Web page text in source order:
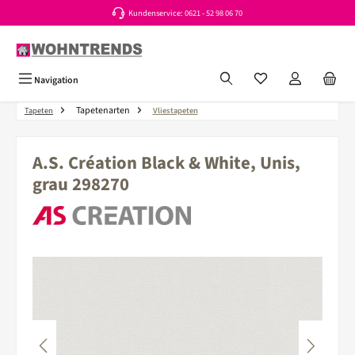
Kundenservice: 0621 - 52 98 06 70
Navigation Du hast 0 Produkte
Tapeten Tapetenarten Vliestapeten
A.S. Création Black & White, Unis,
grau 298270